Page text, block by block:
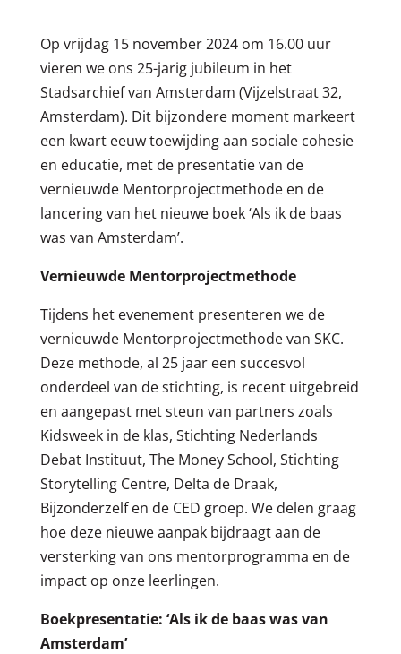
Op vrijdag 15 november 2024 om 16.00 uur
vieren we ons 25-jarig jubileum in het
Stadsarchief van Amsterdam (Vijzelstraat 32,
Amsterdam). Dit bijzondere moment markeert
een kwart eeuw toewijding aan sociale cohesie
en educatie, met de presentatie van de
vernieuwde Mentorprojectmethode en de
lancering van het nieuwe boek ‘Als ik de baas
was van Amsterdam’.
Vernieuwde Mentorprojectmethode
Tijdens het evenement presenteren we de
vernieuwde Mentorprojectmethode van SKC.
Deze methode, al 25 jaar een succesvol
onderdeel van de stichting, is recent uitgebreid
en aangepast met steun van partners zoals
Kidsweek in de klas, Stichting Nederlands
Debat Instituut, The Money School, Stichting
Storytelling Centre, Delta de Draak,
Bijzonderzelf en de CED groep. We delen graag
hoe deze nieuwe aanpak bijdraagt aan de
versterking van ons mentorprogramma en de
impact op onze leerlingen.
Boekpresentatie: ‘Als ik de baas was van
Amsterdam’